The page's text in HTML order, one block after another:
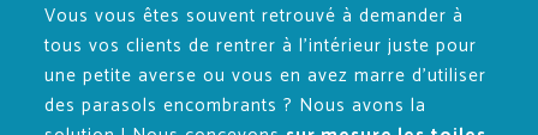
Vous vous êtes souvent retrouvé à demander à
tous vos clients de rentrer à l’intérieur juste pour
une petite averse ou vous en avez marre d’utiliser
des parasols encombrants ? Nous avons la